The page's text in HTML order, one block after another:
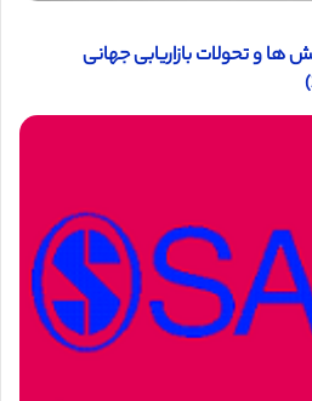
ها و تحولات بازاریابی جهانی